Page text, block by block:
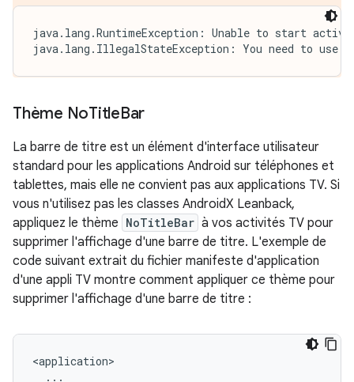
java.lang.RuntimeException: Unable to start
java.lang.IllegalStateException: You need to use
Thème NoTitleBar
La barre de titre est un élément d'interface utilisateur
standard pour les applications Android sur téléphones et
tablettes, mais elle ne convient pas aux applications TV. Si
vous n'utilisez pas les classes AndroidX Leanback,
appliquez le thème NoTitleBar à vos activités TV pour
supprimer l'affichage d'une barre de titre. L'exemple de
code suivant extrait du fichier manifeste d'application
d'une appli TV montre comment appliquer ce thème pour
supprimer l'affichage d'une barre de titre :